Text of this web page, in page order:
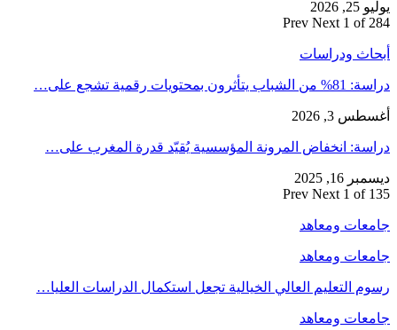
يوليو 25, 2026
Prev Next 1 of 284
أبحاث ودراسات
دراسة: 81% من الشباب يتأثرون بمحتويات رقمية تشجع على…
أغسطس 3, 2026
دراسة: انخفاض المرونة المؤسسية يُقيّد قدرة المغرب على…
ديسمبر 16, 2025
Prev Next 1 of 135
جامعات ومعاهد
جامعات ومعاهد
رسوم التعليم العالي الخيالية تجعل استكمال الدراسات العليا…
جامعات ومعاهد